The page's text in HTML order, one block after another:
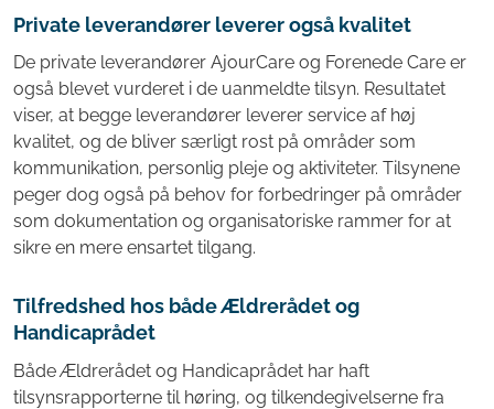
Private leverandører leverer også kvalitet
De private leverandører AjourCare og Forenede Care er
også blevet vurderet i de uanmeldte tilsyn. Resultatet
viser, at begge leverandører leverer service af høj
kvalitet, og de bliver særligt rost på områder som
kommunikation, personlig pleje og aktiviteter. Tilsynene
peger dog også på behov for forbedringer på områder
som dokumentation og organisatoriske rammer for at
sikre en mere ensartet tilgang.
Tilfredshed hos både Ældrerådet og
Handicaprådet
Både Ældrerådet og Handicaprådet har haft
tilsynsrapporterne til høring, og tilkendegivelserne fra